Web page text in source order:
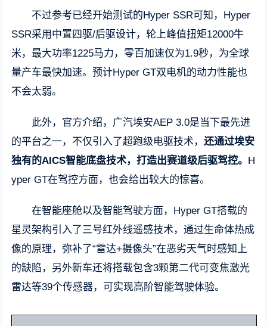
不过参考已经开始测试的Hyper SSR可知，Hyper
SSR采用中置四驱/后驱设计，轮上峰值扭矩12000牛
米，最大功率1225马力，零百加速仅为1.9秒，为全球
量产车最快加速。预计Hyper GT双电机的动力性能也
不会太弱。
此外，官方介绍，广汽埃安AEP 3.0是当下最先进
的平台之一，不仅引入了超跑级电驱技术，还通过埃安
独有的AICS智能底盘技术，打造出赛道级后驱驾控。 H
yper GT在驾控方面，也会给出较大的惊喜。
在智能座舱以及智能驾驶方面，Hyper GT搭载的
星灵架构引入了三号红外线遥感技术，通过生命体热成
像的原理，弥补了“雷达+摄像头”在恶劣天气时感知上
的缺陷，另外新车还将搭载包含3颗第二代可变焦激光
雷达等39个传感器，可实现高阶智能驾驶体验。